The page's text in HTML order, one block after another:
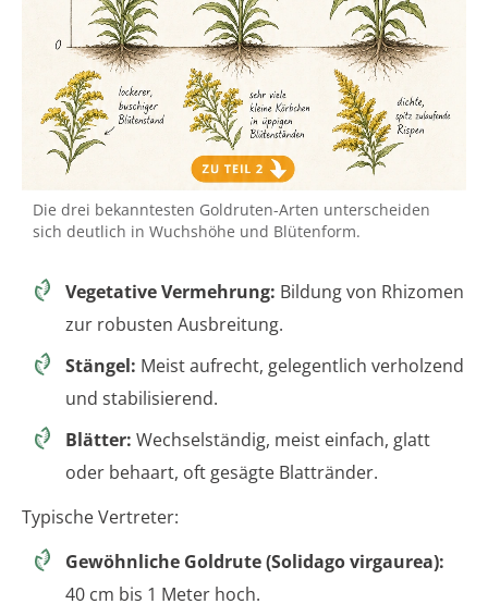
Die drei bekanntesten Goldruten-Arten unterscheiden
sich deutlich in Wuchshöhe und Blütenform.
Vegetative Vermehrung: Bildung von Rhizomen
zur robusten Ausbreitung.
Stängel: Meist aufrecht, gelegentlich verholzend
und stabilisierend.
Blätter: Wechselständig, meist einfach, glatt
oder behaart, oft gesägte Blattränder.
Typische Vertreter:
Gewöhnliche Goldrute (Solidago virgaurea):
40 cm bis 1 Meter hoch.